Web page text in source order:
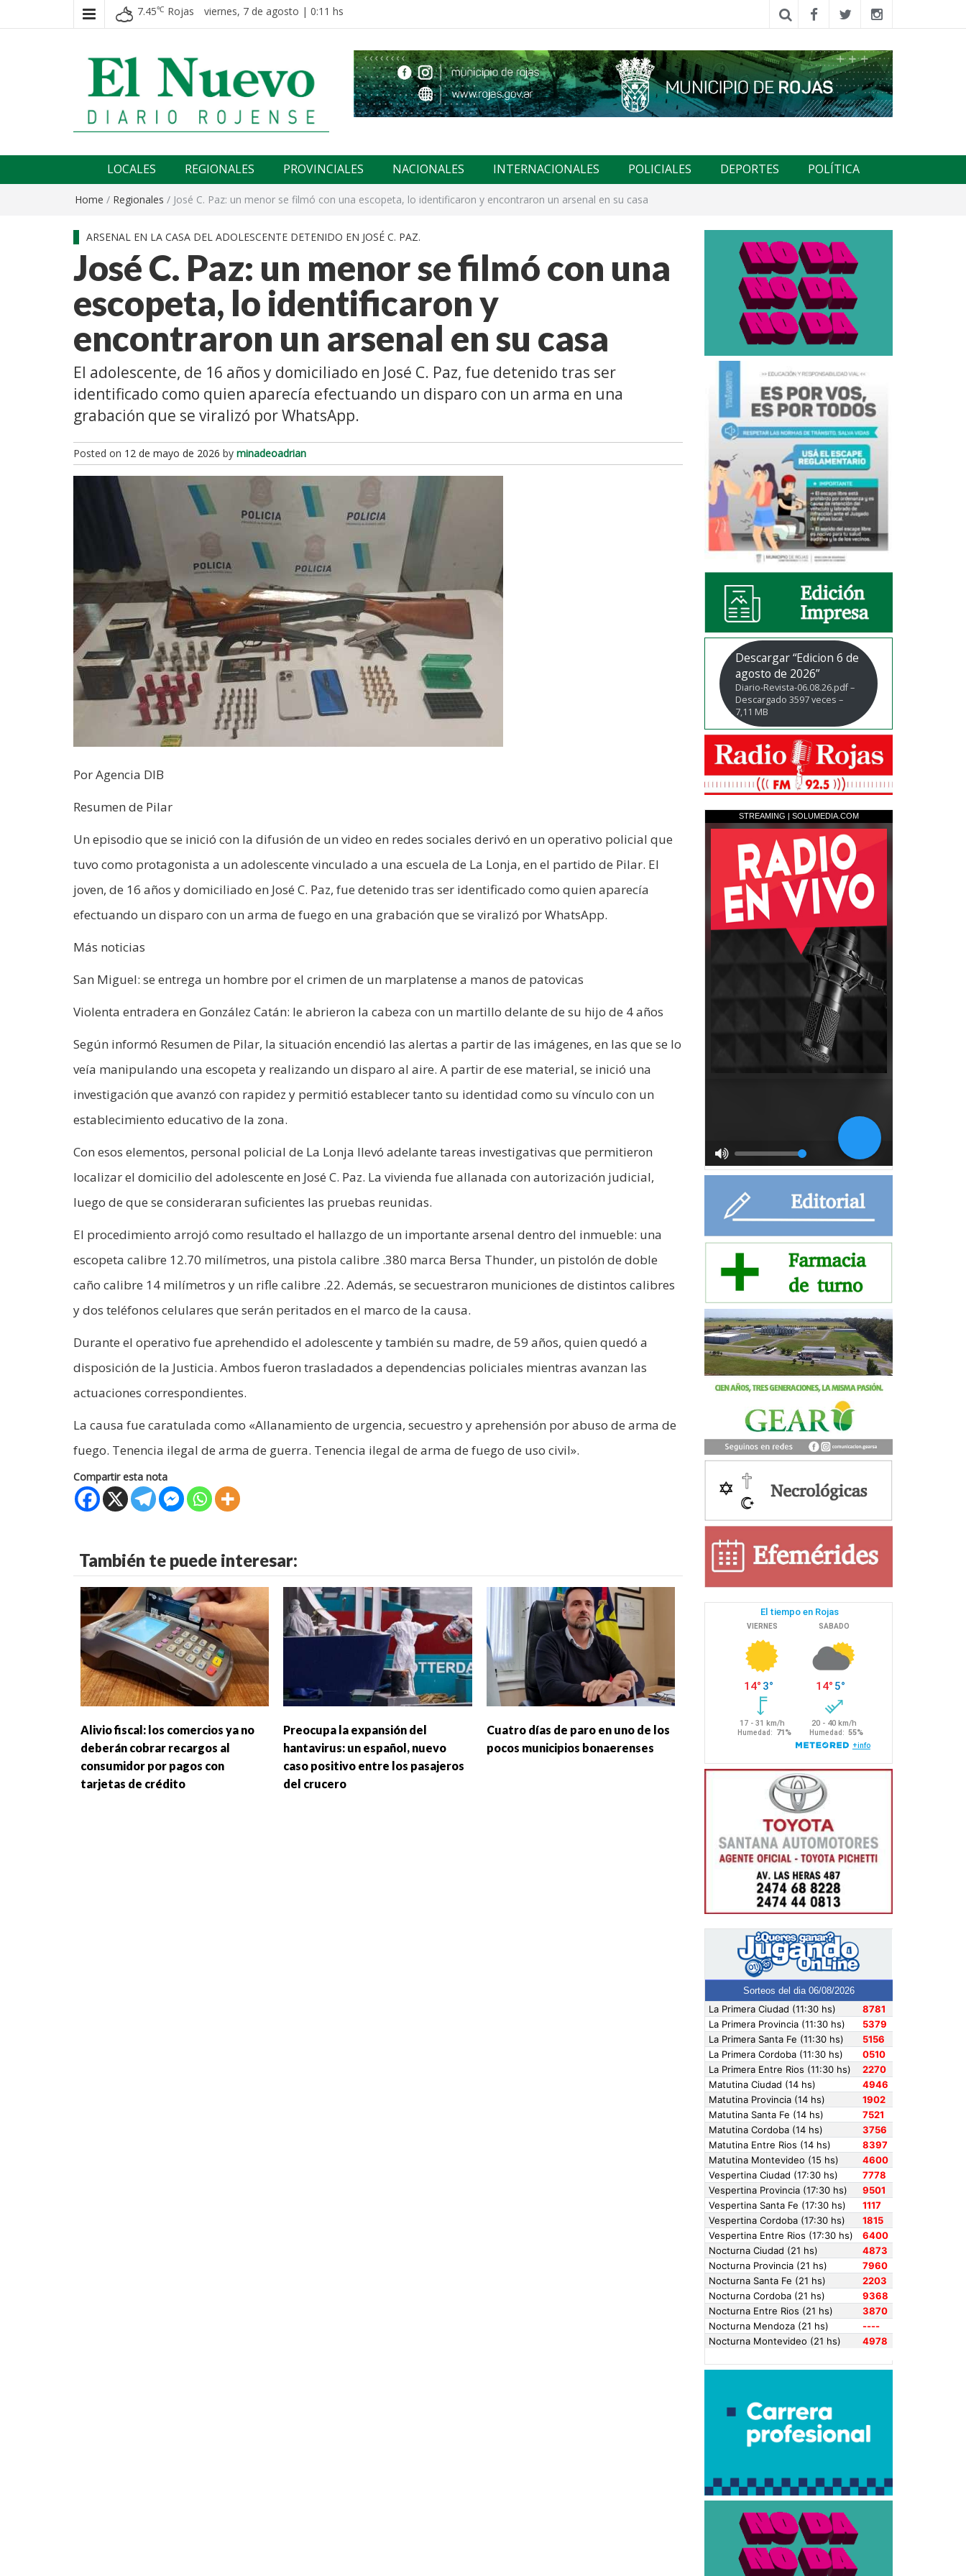
7.45℃ Rojas viernes, 7 de agosto | 0:11 hs
El nuevo rojense
LOCALES REGIONALES PROVINCIALES NACIONALES INTERNACIONALES POLICIALES DEPORTES POLÍTICA
Home / Regionales / José C. Paz: un menor se filmó con una escopeta, lo identificaron y encontraron un arsenal en su casa
ARSENAL EN LA CASA DEL ADOLESCENTE DETENIDO EN JOSÉ C. PAZ.
José C. Paz: un menor se filmó con una
escopeta, lo identificaron y
encontraron un arsenal en su casa
El adolescente, de 16 años y domiciliado en José C. Paz, fue detenido tras ser
identificado como quien aparecía efectuando un disparo con un arma en una
grabación que se viralizó por WhatsApp.
Posted on 12 de mayo de 2026 by minadeoadrian
Por Agencia DIB
Resumen de Pilar
Un episodio que se inició con la difusión de un video en redes sociales derivó en un operativo policial que
tuvo como protagonista a un adolescente vinculado a una escuela de La Lonja, en el partido de Pilar. El
joven, de 16 años y domiciliado en José C. Paz, fue detenido tras ser identificado como quien aparecía
efectuando un disparo con un arma de fuego en una grabación que se viralizó por WhatsApp.
Más noticias
San Miguel: se entrega un hombre por el crimen de un marplatense a manos de patovicas
Violenta entradera en González Catán: le abrieron la cabeza con un martillo delante de su hijo de 4 años
Según informó Resumen de Pilar, la situación encendió las alertas a partir de las imágenes, en las que se lo
veía manipulando una escopeta y realizando un disparo al aire. A partir de ese material, se inició una
investigación que avanzó con rapidez y permitió establecer tanto su identidad como su vínculo con un
establecimiento educativo de la zona.
Con esos elementos, personal policial de La Lonja llevó adelante tareas investigativas que permitieron
localizar el domicilio del adolescente en José C. Paz. La vivienda fue allanada con autorización judicial,
luego de que se consideraran suficientes las pruebas reunidas.
El procedimiento arrojó como resultado el hallazgo de un importante arsenal dentro del inmueble: una
escopeta calibre 12.70 milímetros, una pistola calibre .380 marca Bersa Thunder, un pistolón de doble
caño calibre 14 milímetros y un rifle calibre .22. Además, se secuestraron municiones de distintos calibres
y dos teléfonos celulares que serán peritados en el marco de la causa.
Durante el operativo fue aprehendido el adolescente y también su madre, de 59 años, quien quedó a
disposición de la Justicia. Ambos fueron trasladados a dependencias policiales mientras avanzan las
actuaciones correspondientes.
La causa fue caratulada como «Allanamiento de urgencia, secuestro y aprehensión por abuso de arma de
fuego. Tenencia ilegal de arma de guerra. Tenencia ilegal de arma de fuego de uso civil».
Compartir esta nota
También te puede interesar:
Alivio fiscal: los comercios ya no
deberán cobrar recargos al
consumidor por pagos con
tarjetas de crédito
Preocupa la expansión del
hantavirus: un español, nuevo
caso positivo entre los pasajeros
del crucero
Cuatro días de paro en uno de los
pocos municipios bonaerenses
Descargar “Edicion 6 de
agosto de 2026”
Diario-Revista-06.08.26.pdf –
Descargado 3597 veces –
7,11 MB